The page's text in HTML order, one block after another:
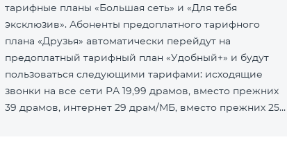
тарифные планы «Большая сеть» и «Для тебя
эксклюзив». Абоненты предоплатного тарифного
плана «Друзья» автоматически перейдут на
предоплатный тарифный план «Удобный+» и будут
пользоваться следующими тарифами: исходящие
звонки на все сети РА 19,99 драмов, вместо прежних
39 драмов, интернет 29 драм/МБ, вместо прежних 25